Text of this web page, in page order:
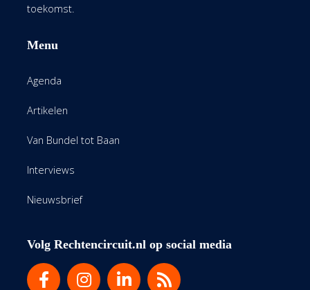
toekomst.
Menu
Agenda
Artikelen
Van Bundel tot Baan
Interviews
Nieuwsbrief
Volg Rechtencircuit.nl op social media